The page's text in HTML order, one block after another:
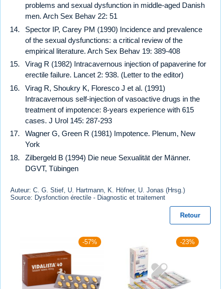
problems and sexual dysfunction in middle-aged Danish
men. Arch Sex Behav 22: 51
Spector IP, Carey PM (1990) Incidence and prevalence
of the sexual dysfunctions: a critical review of the
empirical literature. Arch Sex Behav 19: 389-408
Virag R (1982) Intracavernous injection of papaverine for
erectile failure. Lancet 2: 938. (Letter to the editor)
Virag R, Shoukry K, Floresco J et al. (1991)
Intracavernous self-injection of vasoactive drugs in the
treatment of impotence: 8-years experience with 615
cases. J Urol 145: 287-293
Wagner G, Green R (1981) Impotence. Plenum, New
York
Zilbergeld B (1994) Die neue Sexualität der Männer.
DGVT, Tübingen
Auteur: C. G. Stief, U. Hartmann, K. Höfner, U. Jonas (Hrsg.)
Source: Dysfonction érectile - Diagnostic et traitement
Retour
-57% -23%